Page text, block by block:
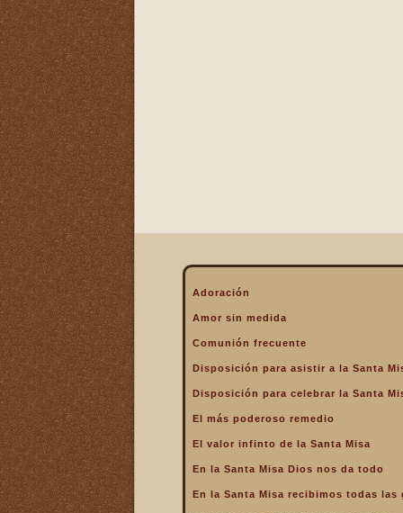
Encarnación
La Eucaristía y la Pasión
La Santa Misa a la hora de
La Santa Misa alcanza el
mayor mérito
La Santa Misa aumenta la
gloria a todos los santos
Adoración
Amor sin medida
Comunión frecuente
Disposición para asistir a la Santa
Disposición para celebrar la Santa
El más poderoso remedio
El valor infinto de la Santa Misa
En la Santa Misa Dios nos da todo
En la Santa Misa recibimos todas las